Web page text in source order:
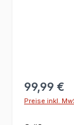
99,99 €
Preise inkl.